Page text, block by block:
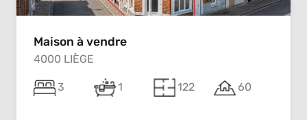
Maison à vendre
4000 LIÈGE
3 1 122 60